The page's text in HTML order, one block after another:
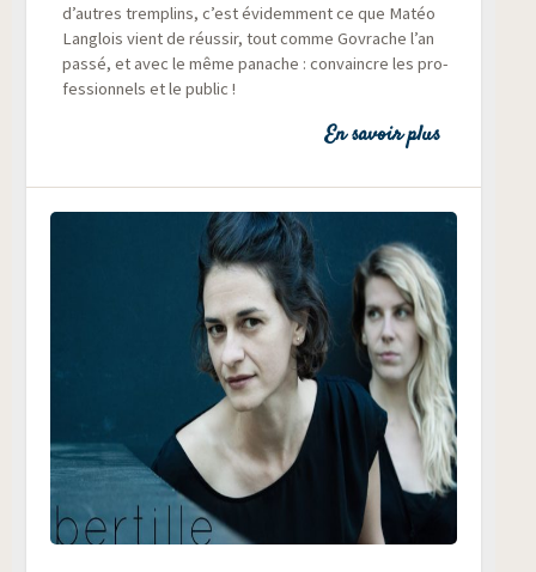
d’autres trem­plins, c’est évi­dem­ment ce que Matéo
Lan­glois vient de réus­sir, tout comme Govrache l’an
pas­sé, et avec le même panache : convaincre les pro­
fes­sion­nels et le public !
En savoir plus